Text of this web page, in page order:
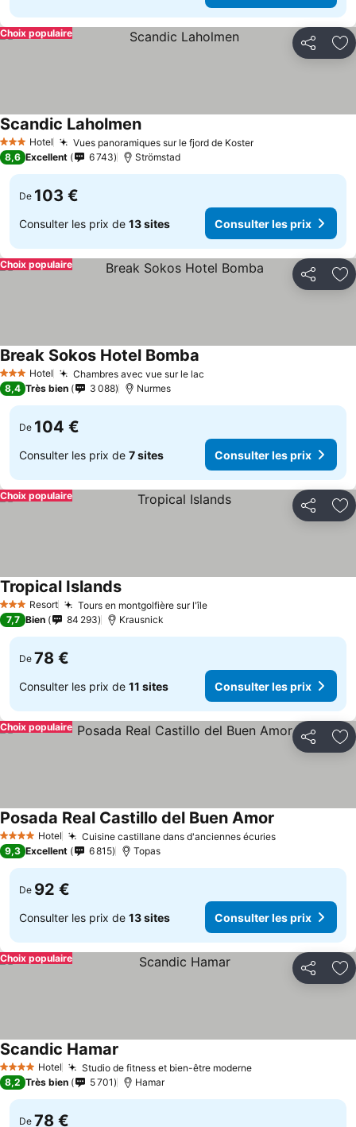
Partager
Choix populaire
3 ÉtoilesHotel Vues panoramiques sur le fjord de KosterConsulter les
Scandic LaholmenConsulter les prix
8,6 Excellent 6 743 Strömstad
De 103 €
Consulter les prix de 13 sites Consulter les prix
Partager
Choix populaire
3 ÉtoilesHotel Chambres avec vue sur le lac
Break Sokos Hotel Bomba
8,4 Très bien 3 088 Nurmes
De 104 €
Consulter les prix de 7 sites Consulter les prix
Partager
Choix populaire
3 ÉtoilesResort Tours en montgolfière sur l'îleConsulter les prix
Tropical IslandsConsulter les prix
7,7 Bien 84 293 Krausnick
De 78 €
Consulter les prix de 11 sites Consulter les prix
Partager
Choix populaire
4 Étoiles Hotel Cuisine castillane dans d'anciennes écuriesConsulter
Posada Real Castillo del Buen Amor
9,3 Excellent 6 815 Topas
De 92 €
Consulter les prix de 13 sites Consulter les prix
Partager
Choix populaire
4 Étoiles Hotel Studio de fitness et bien-être moderneConsulter les prix
Scandic Hamar
8,2 Très bien 5 701 Hamar
De 78 €